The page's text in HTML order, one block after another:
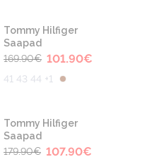
-40%
Tommy Hilfiger
Saapad
169.90€ 101.90€
41 43 44 +1
-40%
Tommy Hilfiger
Saapad
179.90€ 107.90€